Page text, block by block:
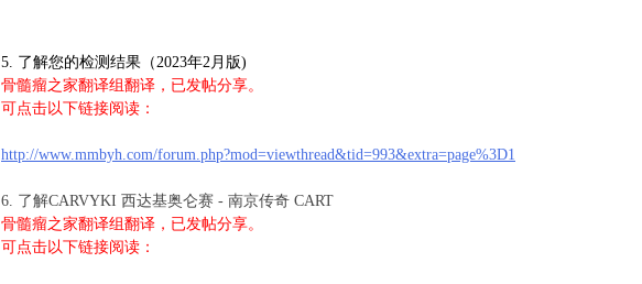
5. 了解您的检测结果（2023年2月版)
骨髓瘤之家翻译组翻译，已发帖分享。
可点击以下链接阅读：
http://www.mmbyh.com/forum.php?mod=viewthread&tid=993&extra=page%3D1
6. 了解CARVYKI 西达基奥仑赛 - 南京传奇 CART
骨髓瘤之家翻译组翻译，已发帖分享。
可点击以下链接阅读：